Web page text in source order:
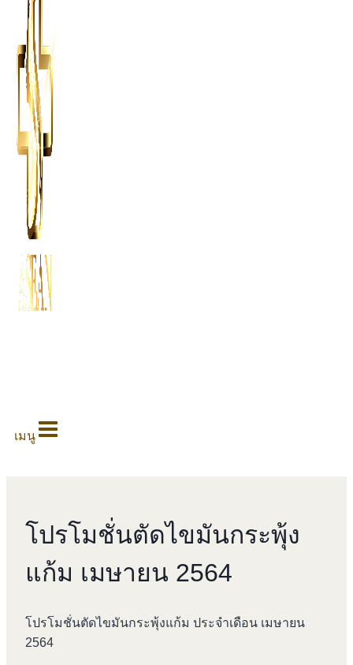
เมนู
โปรโมชั่นตัดไขมันกระพุ้ง
แก้ม เมษายน 2564
โปรโมชั่นตัดไขมันกระพุ้งแก้ม ประจำเดือน เมษายน
2564